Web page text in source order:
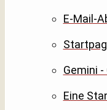
E-Mail-
Gemini
Eine